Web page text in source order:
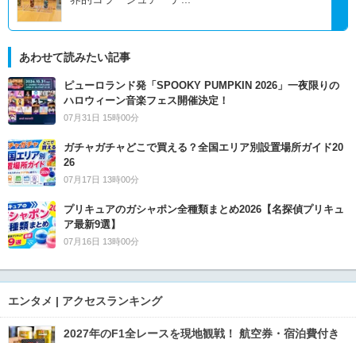
あわせて読みたい記事
ピューロランド発「SPOOKY PUMPKIN 2026」一夜限りの
ハロウィーン音楽フェス開催決定！
07月31日 15時00分
ガチャガチャどこで買える？全国エリア別設置場所ガイド20
26
07月17日 13時00分
プリキュアのガシャポン全種類まとめ2026【名探偵プリキュ
ア最新9選】
07月16日 13時00分
エンタメ | アクセスランキング
2027年のF1全レースを現地観戦！ 航空券・宿泊費付き